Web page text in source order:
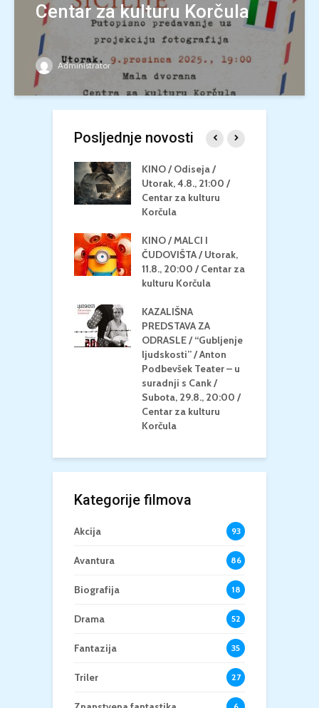
Centar za kulturu Korčula
Administrator
Posljednje novosti
KINO / Odiseja /
Utorak, 4.8., 21:00 /
Centar za kulturu
Korčula
KINO / MALCI I
ČUDOVIŠTA / Utorak,
11.8., 20:00 / Centar za
kulturu Korčula
KAZALIŠNA
PREDSTAVA ZA
ODRASLE / “Gubljenje
ljudskosti” / Anton
Podbevšek Teater – u
suradnji s Cank /
Subota, 29.8., 20:00 /
Centar za kulturu
Korčula
Kategorije filmova
Akcija 93
Avantura 86
Biografija 18
Drama 52
Fantazija 35
Triler 27